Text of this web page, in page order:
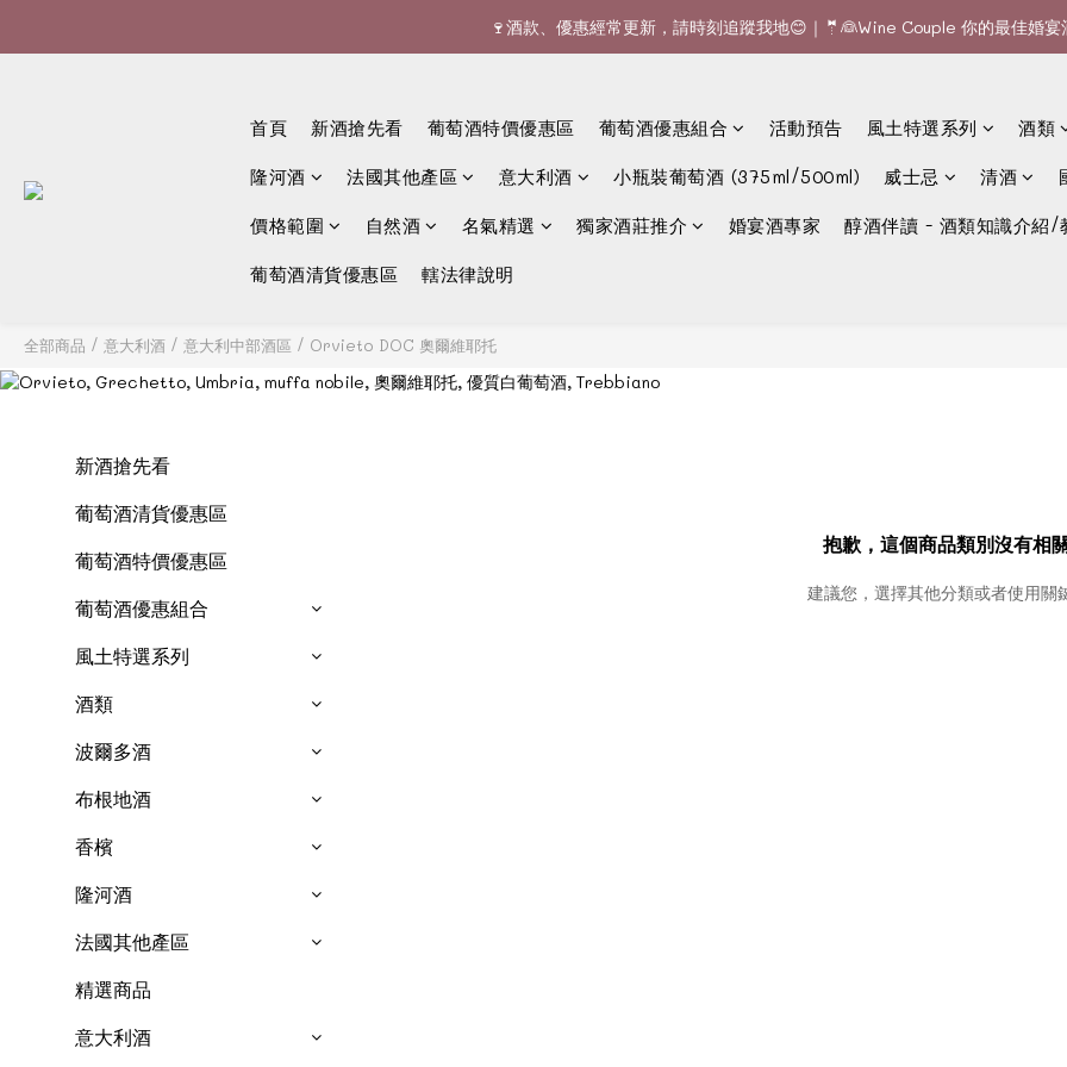
🚚全單滿$1200或6支可享免費送貨 (香港)｜🆕全新澳門送貨服務 (詳情請
🍷酒款、優惠經常更新，請時刻追蹤我地😊｜🤵👰Wine Couple 你的最佳婚宴
首頁 新酒搶先看 葡萄酒特價優惠區 葡萄酒優惠組合 活動預告 風土特選系列 酒類
隆河酒 法國其他產區 意大利酒 小瓶裝葡萄酒 (375ml/500ml) 威士忌 清酒
價格範圍 自然酒 名氣精選 獨家酒莊推介 婚宴酒專家 醇酒伴讀 - 酒類知識介紹/
葡萄酒清貨優惠區 轄法律說明
全部商品 / 意大利酒 / 意大利中部酒區 / Orvieto DOC 奧爾維耶托
新酒搶先看
葡萄酒清貨優惠區
葡萄酒特價優惠區
葡萄酒優惠組合
風土特選系列
酒類
波爾多酒
布根地酒
香檳
隆河酒
法國其他產區
精選商品
意大利酒
抱歉，這個商品類別沒有相
建議您，選擇其他分類或者使用關